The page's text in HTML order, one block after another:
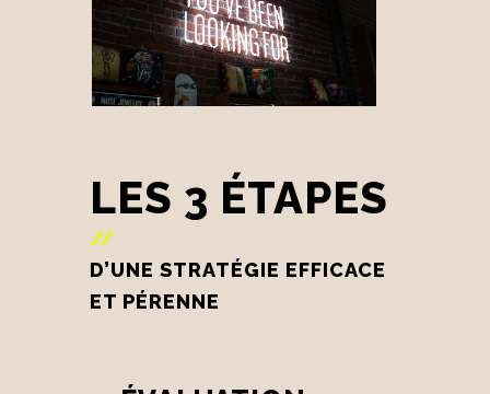
LES 3 ÉTAPES
//
D’UNE STRATÉGIE EFFICACE
ET PÉRENNE